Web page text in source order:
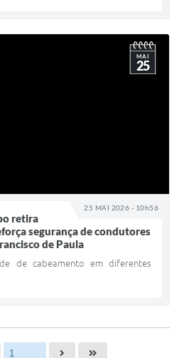
25 MAI 2026 - 10h56
MAI
25
retira
segurança de condutores
de Paula
de cabeamento em diferentes